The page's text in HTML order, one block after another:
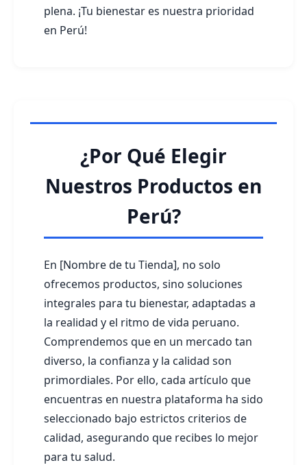
plena. ¡Tu bienestar es nuestra prioridad
en Perú!
¿Por Qué Elegir
Nuestros Productos en
Perú?
En [Nombre de tu Tienda], no solo
ofrecemos productos, sino soluciones
integrales para tu bienestar, adaptadas a
la realidad y el ritmo de vida peruano.
Comprendemos que en un mercado tan
diverso, la confianza y la calidad son
primordiales. Por ello, cada artículo que
encuentras en nuestra plataforma ha sido
seleccionado bajo estrictos criterios de
calidad, asegurando que recibes lo mejor
para tu salud.